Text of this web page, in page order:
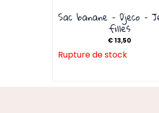
Sac banane – Djeco –
filles
€13,50
Rupture de stock